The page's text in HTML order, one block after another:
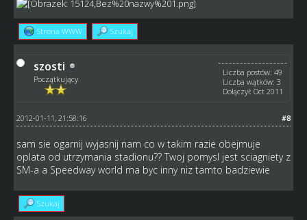
Strona WWW Szukaj
szosti
Początkujący
Liczba postów: 49
Liczba wątków: 3
Dołączył: Oct 2011
#8
2012-01-11, 21:58:16
sam sie ogarnij wyjasnij nam co w takim razie obejmuje
oplata od utrzymania stadionu?? Twoj pomysl jest sciagniety z
SM-a a Speedway world ma byc inny niz tamto badziewie
Szukaj